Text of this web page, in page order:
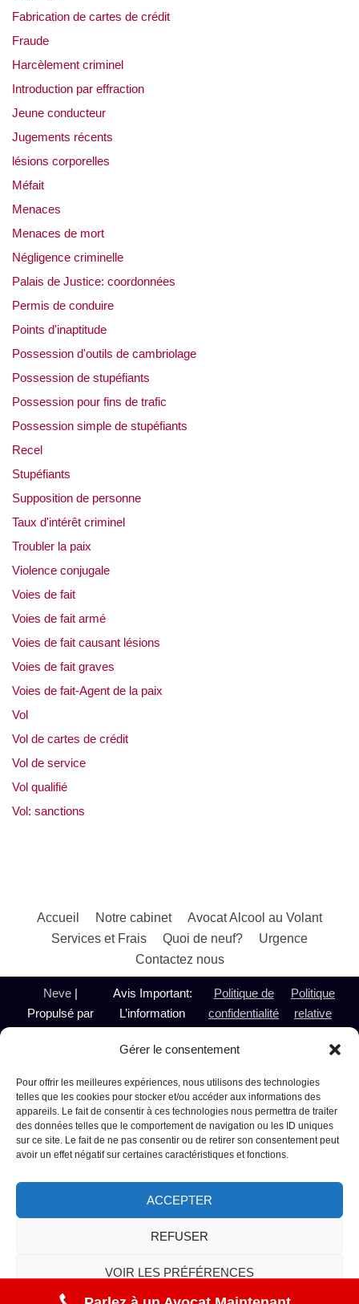
Gérer le consentement
Pour offrir les meilleures expériences, nous utilisons des technologies
telles que les cookies pour stocker et/ou accéder aux informations des
appareils. Le fait de consentir à ces technologies nous permettra de traiter
des données telles que le comportement de navigation ou les ID uniques
sur ce site. Le fait de ne pas consentir ou de retirer son consentement peut
avoir un effet négatif sur certaines caractéristiques et fonctions.
ACCEPTER
REFUSER
VOIR LES PRÉFÉRENCES
Fabrication de cartes de crédit
Fraude
Harcèlement criminel
Introduction par effraction
Jeune conducteur
Jugements récents
lésions corporelles
Méfait
Menaces
Menaces de mort
Négligence criminelle
Palais de Justice: coordonnées
Permis de conduire
Points d'inaptitude
Possession d'outils de cambriolage
Possession de stupéfiants
Possession pour fins de trafic
Possession simple de stupéfiants
Recel
Stupéfiants
Supposition de personne
Taux d'intérêt criminel
Troubler la paix
Violence conjugale
Voies de fait
Voies de fait armé
Voies de fait causant lésions
Voies de fait graves
Voies de fait-Agent de la paix
Vol
Vol de cartes de crédit
Vol de service
Vol qualifié
Vol: sanctions
Accueil Notre cabinet
Avocat Alcool au Volant
Services et Frais
Quoi de neuf?
Urgence
Contactez nous
Neve|
Propulsé par
Alcool au
Volant et
Droit Criminel
Montréal
réservés
Avis Important:
L’information
présent site est de
n’a pas pour objet de
remplacer ou de
pallier le besoin de
consulter un avocat.
d'information,
Me Micheline
235-0783
Politique de
confidentialité
Politique
relative
témoins